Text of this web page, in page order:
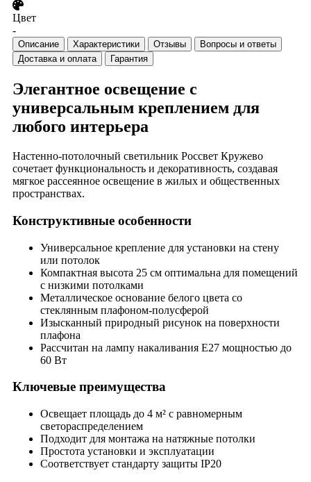
Цвет
-
Описание Характеристики Отзывы
Вопросы и ответы
Доставка и оплата
Гарантия
Элегантное освещение с
универсальным креплением для
любого интерьера
Настенно-потолочный светильник Россвет Кружево
сочетает функциональность и декоративность, создавая
мягкое рассеянное освещение в жилых и общественных
пространствах.
Конструктивные особенности
Универсальное крепление для установки на стену
или потолок
Компактная высота 25 см оптимальна для помещений
с низкими потолками
Металлическое основание белого цвета со
стеклянным плафоном-полусферой
Изысканный природный рисунок на поверхности
плафона
Рассчитан на лампу накаливания Е27 мощностью до
60 Вт
Ключевые преимущества
Освещает площадь до 4 м² с равномерным
светораспределением
Подходит для монтажа на натяжные потолки
Простота установки и эксплуатации
Соответствует стандарту защиты IP20